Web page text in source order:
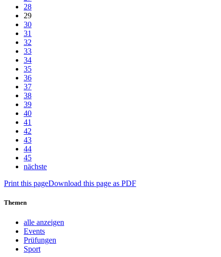
28
29
30
31
32
33
34
35
36
37
38
39
40
41
42
43
44
45
nächste
Print this pageDownload this page as PDF
Themen
alle anzeigen
Events
Prüfungen
Sport